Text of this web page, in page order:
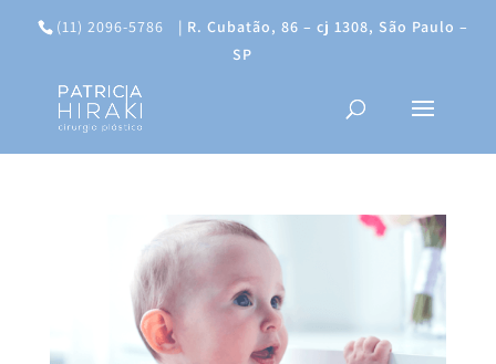
(11) 2096-5786 | R. Cubatão, 86 – cj 1308, São Paulo –
SP